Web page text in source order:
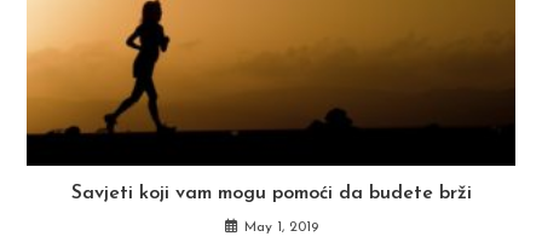
Savjeti koji vam mogu pomoći da budete brži
May 1, 2019